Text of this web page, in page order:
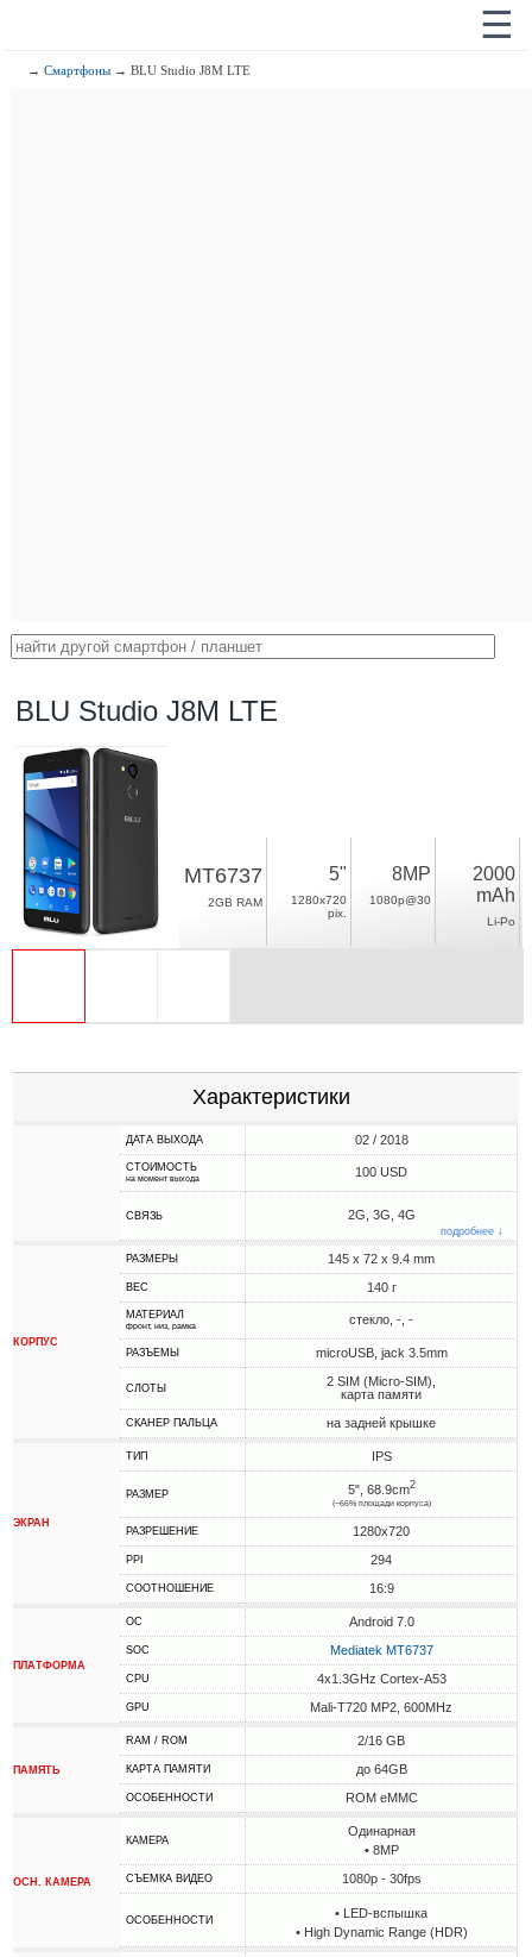
☰
→Смартфоны → BLU Studio J8M LTE
BLU Studio J8M LTE
MT6737
2GB RAM
5"
1280x720
pix.
8MP
1080p@30
2000
mAh
Li-Po
Характеристики
ДАТА ВЫХОДА 02 / 2018
СТОИМОСТЬ
на момент выхода 100 USD
СВЯЗЬ 2G, 3G, 4G
подробнее ↓
КОРПУС
РАЗМЕРЫ 145 x 72 x 9.4 mm
ВЕС 140 г
МАТЕРИАЛ
фронт, низ, рамка стекло, -, -
РАЗЪЕМЫ microUSB, jack 3.5mm
СЛОТЫ
2 SIM (Micro-SIM),
карта памяти
СКАНЕР ПАЛЬЦА на задней крышке
ЭКРАН
ТИП IPS
РАЗМЕР 5", 68.9cm2
(~66% площади корпуса)
РАЗРЕШЕНИЕ 1280x720
PPI 294
СООТНОШЕНИЕ 16:9
ПЛАТФОРМА
ОС Android 7.0
SOC Mediatek MT6737
CPU 4x1.3GHz Cortex-A53
GPU Mali-T720 MP2, 600MHz
ПАМЯТЬ
RAM / ROM 2/16 GB
КАРТА ПАМЯТИ до 64GB
ОСОБЕННОСТИ ROM eMMC
ОСН. КАМЕРА
КАМЕРА
Одинарная
• 8MP
СЪЕМКА ВИДЕО 1080p - 30fps
ОСОБЕННОСТИ
• LED-вспышка
• High Dynamic Range (HDR)